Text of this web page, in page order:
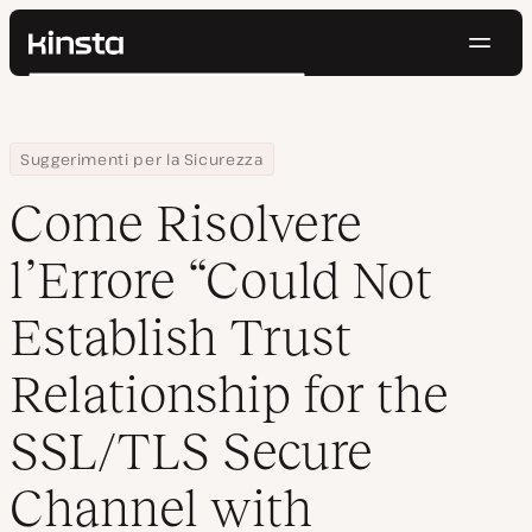
Kinsta®
Prezzi
Contatti
Cerca
Home
Centro Risorse
Blog
Suggerimenti per la Sicurezza
Come Risolvere l’Errore “Could Not Establish Trust Relationship
Come Risolvere
l’Errore “Could Not
Establish Trust
Relationship for the
SSL/TLS Secure
Channel with